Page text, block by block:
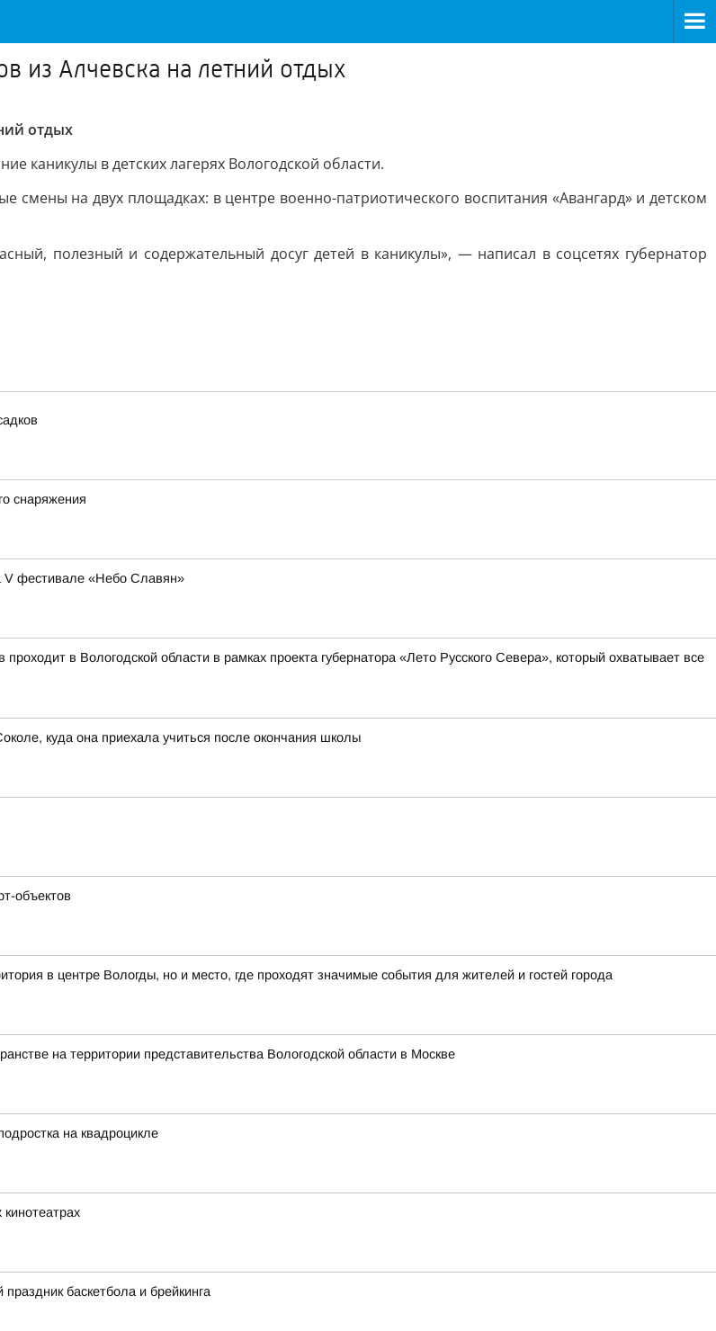
из Алчевска на летний отдых
отдых
каникулы в детских лагерях Вологодской области.
на двух площадках: в центре военно-патриотического воспитания «Авангард» и детском
полезный и содержательный досуг детей в каникулы», — написал в соцсетях губернатор
снаряжения
V фестивале «Небо Славян»
в Вологодской области в рамках проекта губернатора «Лето Русского Севера», который охватывает все
куда она приехала учиться после окончания школы
объектов
в центре Вологды, но и место, где проходят значимые события для жителей и гостей города
на территории представительства Вологодской области в Москве
на квадроцикле
баскетбола и брейкинга